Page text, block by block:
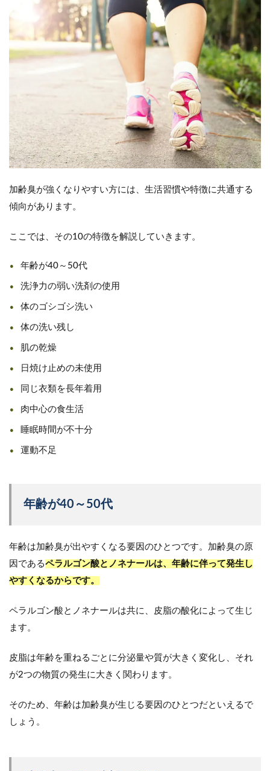
加齢臭が強くなりやすい方には、生活習慣や特徴に共通する
傾向があります。
ここでは、その10の特徴を解説していきます。
年齢が40～50代
洗浄力の弱い洗剤の使用
体のゴシゴシ洗い
体の洗い残し
肌の乾燥
日焼け止めの未使用
同じ衣類を長年着用
肉中心の食生活
睡眠時間が不十分
運動不足
年齢が40～50代
年齢は加齢臭が出やすくなる要因のひとつです。加齢臭の原
因であるペラルゴン酸とノネナールは、年齢に伴って発生し
やすくなるからです。
ペラルゴン酸とノネナールは共に、皮脂の酸化によって生じ
ます。
皮脂は年齢を重ねるごとに分泌量や質が大きく変化し、それ
が2つの物質の発生に大きく関わります。
そのため、年齢は加齢臭が生じる要因のひとつだといえるで
しょう。